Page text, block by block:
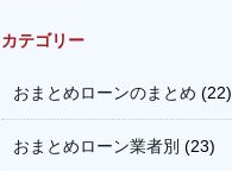
カテゴリー
おまとめローンのまとめ (22)
おまとめローン業者別 (23)